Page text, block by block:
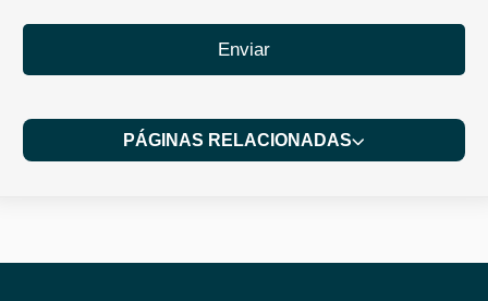
Enviar
PÁGINAS RELACIONADAS